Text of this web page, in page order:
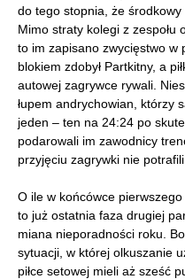
do tego stopnia, że środkowy
Mimo straty kolegi z zespołu
to im zapisano zwycięstwo w
blokiem zdobył Partkitny, a
autowej zagrywce rywali.
łupem andrychowian, którzy
jeden – ten na 24:24 po
podarowali im zawodnicy
przyjęciu zagrywki nie
O ile w końcówce pierwszego
to już ostatnia faza drugiej
miana nieporadności roku.
sytuacji, w której olkuszanie
piłce setowej mieli aż sześć